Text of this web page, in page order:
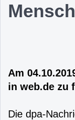
Am
in web.de zu
Die dpa-